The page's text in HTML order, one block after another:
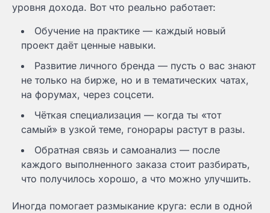
уровня дохода. Вот что реально работает:
Обучение на практике — каждый новый
проект даёт ценные навыки.
Развитие личного бренда — пусть о вас знают
не только на бирже, но и в тематических чатах,
на форумах, через соцсети.
Чёткая специализация — когда ты «тот
самый» в узкой теме, гонорары растут в разы.
Обратная связь и самоанализ — после
каждого выполненного заказа стоит разбирать,
что получилось хорошо, а что можно улучшить.
Иногда помогает размыкание круга: если в одной